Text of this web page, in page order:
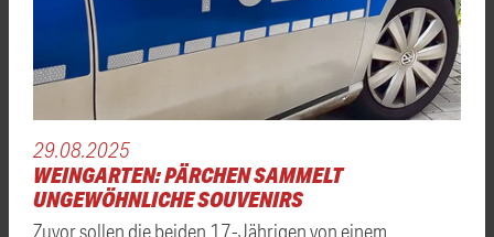
29.08.2025
WEINGARTEN: PÄRCHEN SAMMELT
UNGEWÖHNLICHE SOUVENIRS
Zuvor sollen die beiden 17-Jährigen von einem